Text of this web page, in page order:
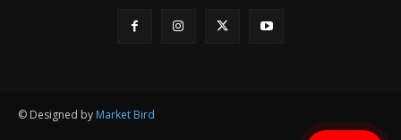
© Designed by Market Bird